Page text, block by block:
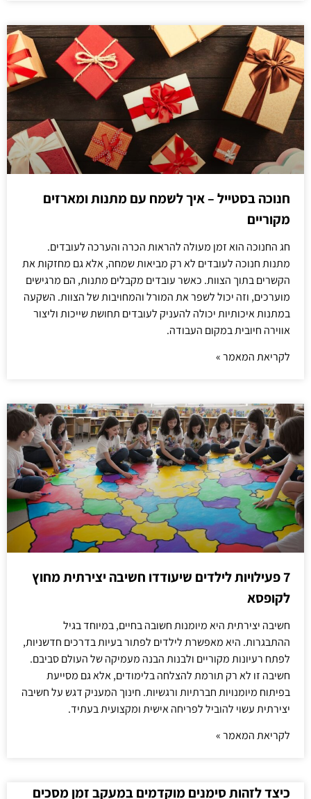
חנוכה בסטייל – איך לשמח עם מתנות ומארזים
מקוריים
חג החנוכה הוא זמן מעולה להראות הכרה והערכה לעובדים.
מתנות חנוכה לעובדים לא רק מביאות שמחה, אלא גם מחזקות את
הקשרים בתוך הצוות. כאשר עובדים מקבלים מתנות, הם מרגישים
מוערכים, וזה יכול לשפר את המורל והמחויבות של הצוות. השקעה
במתנות איכותיות יכולה להעניק לעובדים תחושת שייכות וליצור
אווירה חיובית במקום העבודה.
לקריאת המאמר »
7 פעילויות לילדים שיעודדו חשיבה יצירתית מחוץ
לקופסא
חשיבה יצירתית היא מיומנות חשובה בחיים, במיוחד בגיל
ההתבגרות. היא מאפשרת לילדים לפתור בעיות בדרכים חדשניות,
לפתח רעיונות מקוריים ולבנות הבנה מעמיקה של העולם סביבם.
חשיבה זו לא רק תורמת להצלחה בלימודים, אלא גם מסייעת
בפיתוח מיומנויות חברתיות ורגשיות. חינוך המעניק דגש על חשיבה
יצירתית עשוי להוביל לפריחה אישית ומקצועית בעתיד.
לקריאת המאמר »
כיצד לזהות סימנים מוקדמים במעקב זמן מסכים